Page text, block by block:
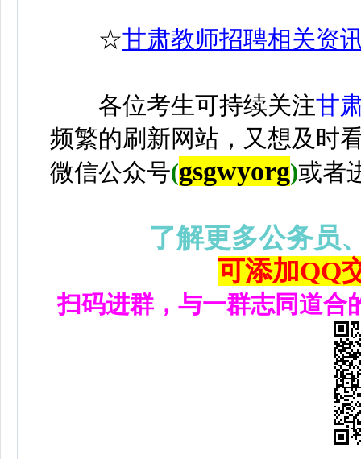
☆甘肃教师招聘相关资
各位考生可持续关注甘
频繁的刷新网站，又想及时
微信公众号(gsgwyorg)或者
了解更多公务员
可添加QQ
扫码进群，与一群志同道合